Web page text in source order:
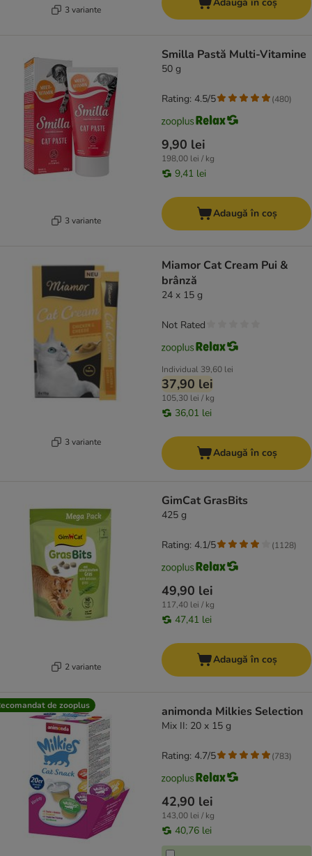
3 variante
3 variante
Smilla Pastă Multi-Vitamine
50 g
9,90 lei
198,00 lei / kg
9,41 lei
Rating: 4.5/5 (480)
Adaugă în coș
3 variante
Miamor Cat Cream Pui &
brânză
24 x 15 g
Individual 39,60 lei
37,90 lei
105,30 lei / kg
36,01 lei
Not Rated
Adaugă în coș
2 variante
GimCat GrasBits
425 g
49,90 lei
117,40 lei / kg
47,41 lei
Rating: 4.1/5 (1128)
Adaugă în coș
de zooplus animonda Milkies Selection
Mix II: 20 x 15 g
42,90 lei
143,00 lei / kg
40,76 lei
Rating: 4.7/5 (783)